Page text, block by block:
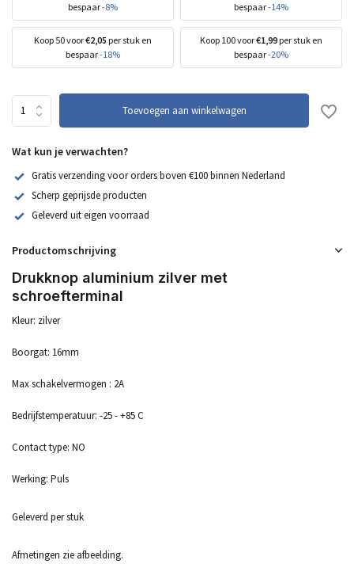
bespaar-8%
bespaar-14%
Koop 50 voor€2,05 per stuk en
bespaar-18%
Koop 100 voor€1,99 per stuk en
bespaar-20%
Toevoegen aan winkelwagen
Wat kun je verwachten?
Gratis verzending voor orders boven €100 binnen Nederland
Scherp geprijsde producten
Geleverd uit eigen voorraad
Productomschrijving
Drukknop aluminium zilver met
schroefterminal
Kleur: zilver
Boorgat: 16mm
Max schakelvermogen : 2A
Bedrijfstemperatuur: -25 - +85 C
Contact type: NO
Werking: Puls
Geleverd per stuk
Afmetingen zie afbeelding.